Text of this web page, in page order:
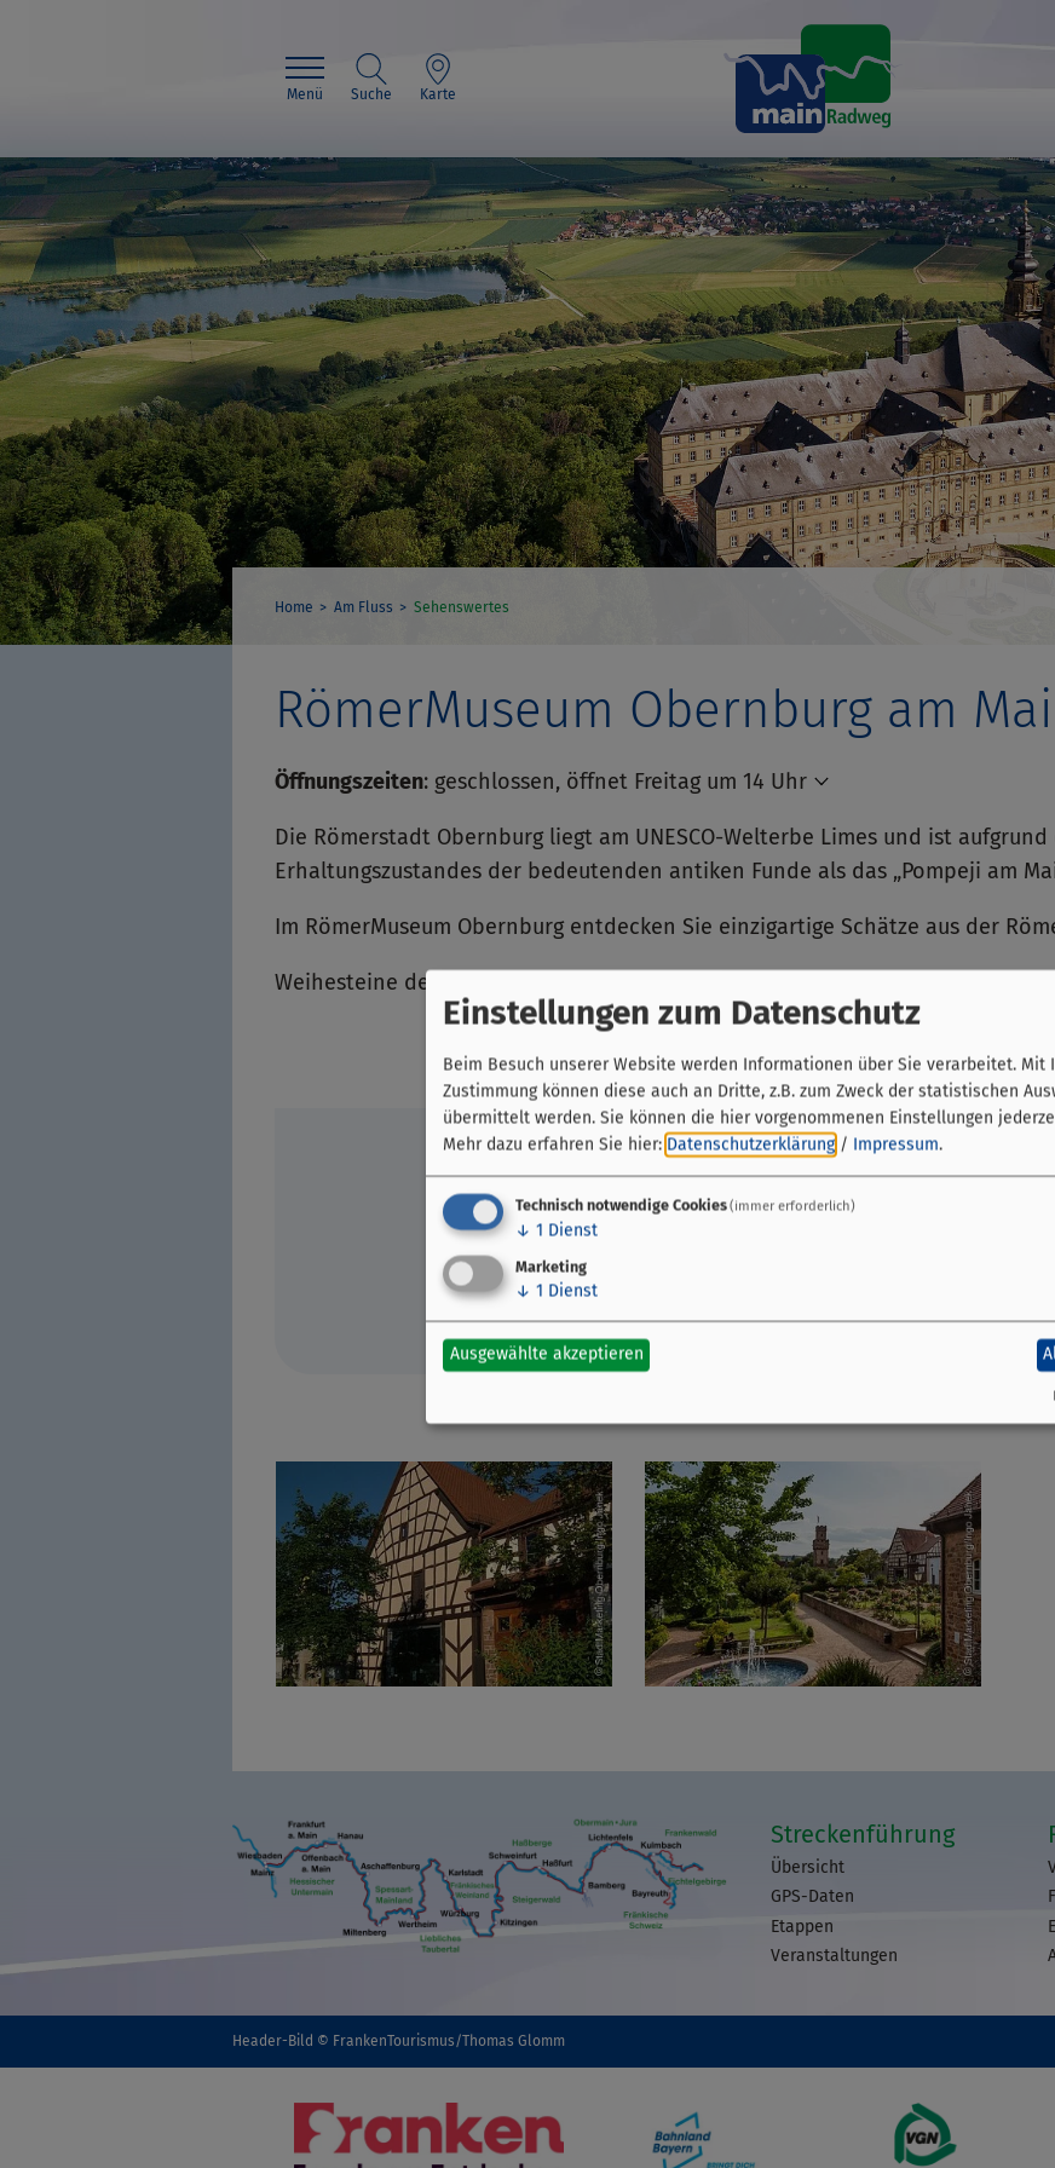
Menü Suche Karte
Home Am Fluss Sehenswertes
RömerMuseum Obernburg am
Öffnungszeiten: geschlossen, öffnet Freitag um 14 Uhr
Die Römerstadt Obernburg liegt am UNESCO-Welterbe Limes und ist
Erhaltungszustandes der bedeutenden antiken Funde als das „Pompeji am
Im RömerMuseum Obernburg entdecken Sie einzigartige Schätze aus der
Weihesteine der Benefiziarier vermitteln einen authentischen Eindruck über
RömerMuseum Obernburg
Untere Wallstraße 29a
Streckenführung
Übersicht
GPS-Daten
Etappen
Veranstaltungen
Header-Bild © FrankenTourismus/Thomas Glomm
Einstellungen zum Datenschutz
Beim Besuch unserer Website werden Informationen über Sie verarbeitet. Mit
Zustimmung können diese auch an Dritte, z.B. zum Zweck der statistischen
übermittelt werden. Sie können die hier vorgenommenen Einstellungen
Mehr dazu erfahren Sie hier: Datenschutzerklärung / Impressum.
Technisch notwendige Cookies(immer erforderlich)
↓ 1 Dienst
Marketing
↓ 1 Dienst
Ausgewählte akzeptieren